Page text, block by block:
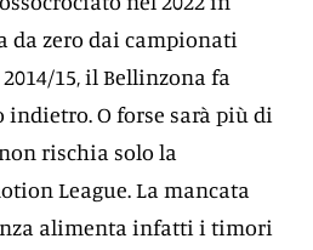
da zero dai campionati
15, il Bellinzona fa
O forse sarà più di
non rischia solo la
League. La mancata
alimenta infatti i timori